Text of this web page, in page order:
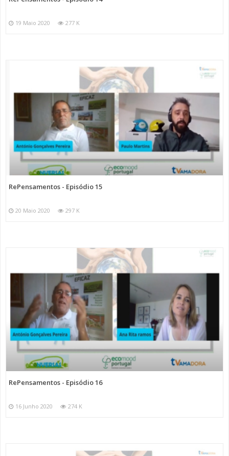
19 Maio 2020 277 K
RePensamentos - Episódio 15
20 Maio 2020 297 K
RePensamentos - Episódio 16
16 Junho 2020 274 K